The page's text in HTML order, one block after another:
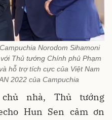
Norodom Sihamoni
Thủ tướng Chính phủ Phạm
hỗ trợ tích cực của Việt Nam
2022 của Campuchia
nhà, Thủ tướng
Hun Sen cảm ơn